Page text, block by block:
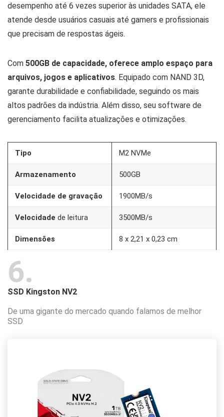
desempenho até 6 vezes superior às unidades SATA, ele
atende desde usuários casuais até gamers e profissionais
que precisam de respostas ágeis.
Com 500GB de capacidade, oferece amplo espaço para
arquivos, jogos e aplicativos. Equipado com NAND 3D,
garante durabilidade e confiabilidade, seguindo os mais
altos padrões da indústria. Além disso, seu software de
gerenciamento facilita atualizações e otimizações.
Tipo M2 NVMe
Armazenamento 500GB
Velocidade de gravação 1900MB/s
Velocidade de leitura 3500MB/s
Dimensões ‎8 x 2,21 x 0,23 cm
6
SSD Kingston NV2
De uma gigante do mercado quando falamos de melhor
SSD